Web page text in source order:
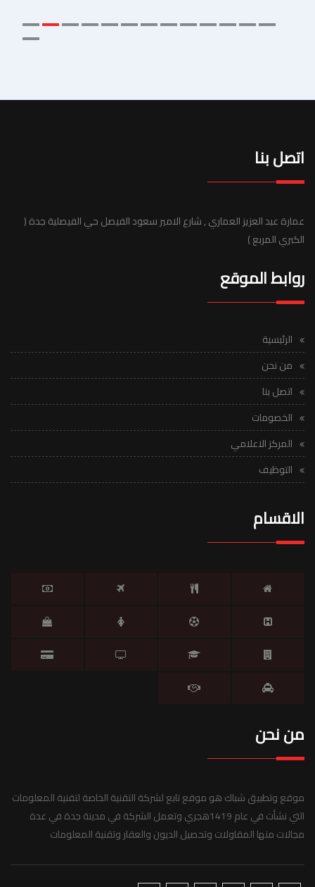
اتصل بنا
عمارة عبد العزيز العماري , شارع الامير سعود الفيصل حي الفيصلية جدة (
الكبري المربع )
روابط الموقع
الرئيسية
من نحن
اتصل بنا
الخصومات
المركز الاعلامي
التوظيف
الاقسام
من نحن
موقع وتطبيق شباك هو موقع تابع لشركة التقنية الخاصة لتقنية المعلومات
التي نشأت في عام 1419هجري وتعمل الشركة في مدينة جدة في عدة
مجالات منها المقاولات وتحصيل الديون والعقار وتقنية المعلومات